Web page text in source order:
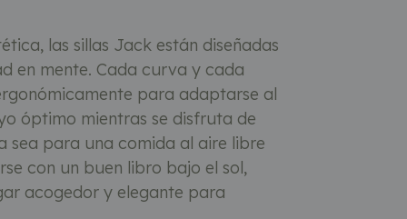
las sillas Jack están diseñadas
en mente. Cada curva y cada
para adaptarse al
óptimo mientras se disfruta de
sea para una comida al aire libre
con un buen libro bajo el sol,
acogedor y elegante para